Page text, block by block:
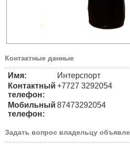
Контактные данные
Имя:
Интерспорт
Контактный
телефон:
+7727 3292054
Мобильный
телефон:
87473292054
Задать вопрос владельцу